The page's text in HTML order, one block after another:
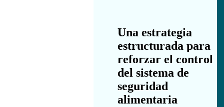
Una estrategia
estructurada para
reforzar el control
del sistema de
seguridad
alimentaria